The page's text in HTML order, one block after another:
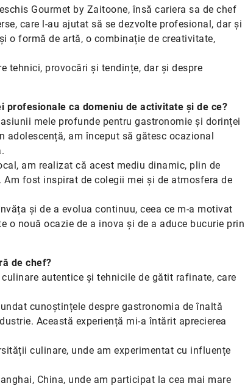
Gourmet by Zaitoone, însă cariera sa de chef
care l-au ajutat să se dezvolte profesional, dar și
o formă de artă, o combinație de creativitate,
tehnici, provocări și tendințe, dar și despre
ca domeniu de activitate și de ce?
mele profunde pentru gastronomie și dorinței
adolescență, am început să gătesc ocazional
am realizat că acest mediu dinamic, plin de
fost inspirat de colegii mei și de atmosfera de
și de a evolua continuu, ceea ce m-a motivat
o nouă ocazie de a inova și de a aduce bucurie prin
de chef?
autentice și tehnicile de gătit rafinate, care
cunoștințele despre gastronomia de înaltă
Această experiență mi-a întărit aprecierea
culinare, unde am experimentat cu influențe
China, unde am participat la cea mai mare